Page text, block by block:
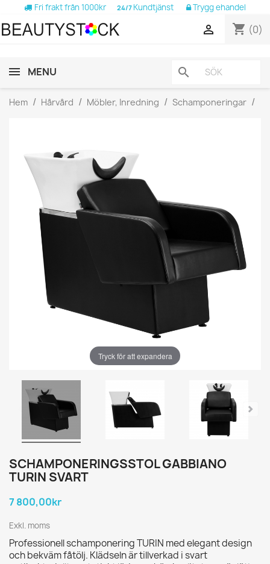
Fri frakt från 1000kr 24/7 Kundtjänst Trygg ehandel
shopping_cart (0)

MENU search
Hem Hårvård Möbler, Inredning Schamponeringar
Tryck för att expandera
SCHAMPONERINGSSTOL GABBIANO
TURIN SVART
7 800,00kr
Exkl. moms
Professionell schamponering TURIN med elegant design
och bekväm fåtölj. Klädseln är tillverkad i svart